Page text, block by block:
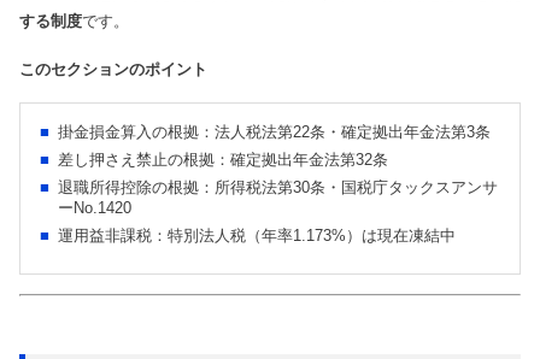
する制度です。
このセクションのポイント
掛金損金算入の根拠：法人税法第22条・確定拠出年金法第3条
差し押さえ禁止の根拠：確定拠出年金法第32条
退職所得控除の根拠：所得税法第30条・国税庁タックスアンサ
ーNo.1420
運用益非課税：特別法人税（年率1.173%）は現在凍結中